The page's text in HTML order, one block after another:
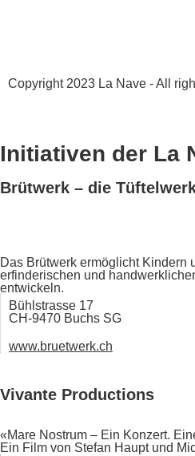
Copyright 2023 La Nave - All
Initiativen der La
Brütwerk – die
Das Brütwerk ermöglicht Kindern
erfinderischen und
entwickeln.
Bühlstrasse 17
CH-9470 Buchs SG
www.bruetwerk.ch
Vivante Productions
«Mare Nostrum – Ein Konzert.
Ein Film von Stefan Haupt und